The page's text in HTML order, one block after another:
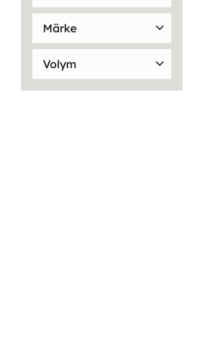
1,5kg 42 1,8kg
7
10kg
Märke
Bozita
43
Carrier
Doggy
32 Elsior
4
Volym